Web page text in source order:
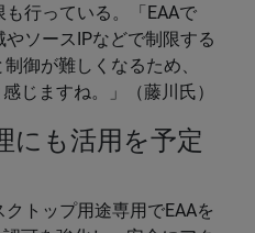
行っている。「EAAで
ソースIPなどで制限する
御が難しくなるため、
じますね。」（藤川氏）
にも活用を予定
トップ用途専用でEAAを